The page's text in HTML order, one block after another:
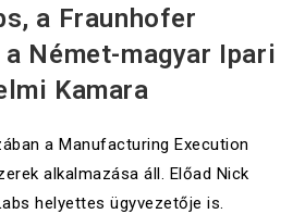
a Fraunhofer
Német-magyar Ipari
Kamara
a Manufacturing Execution
alkalmazása áll. Előad Nick
helyettes ügyvezetője is.